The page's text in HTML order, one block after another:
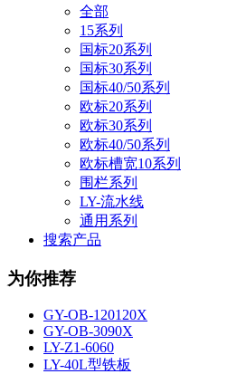
全部
15系列
国标20系列
国标30系列
国标40/50系列
欧标20系列
欧标30系列
欧标40/50系列
欧标槽宽10系列
围栏系列
LY-流水线
通用系列
搜索产品
为你推荐
GY-OB-120120X
GY-OB-3090X
LY-Z1-6060
LY-40L型铁板